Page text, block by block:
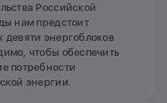
Российской
нам предстоит
девяти энергоблоков
чтобы обеспечить
потребности
энергии.